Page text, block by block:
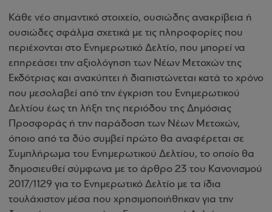
Κάθε νέο σημαντικό στοιχείο, ουσιώδης ανακρίβεια ή
ουσιώδες σφάλμα σχετικά με τις πληροφορίες που
περιέχονται στο Ενημερωτικό Δελτίο, που μπορεί να
επηρεάσει την αξιολόγηση των Νέων Μετοχών της
Εκδότριας και ανακύπτει ή διαπιστώνεται κατά το χρόνο
που μεσολαβεί από την έγκριση του Ενημερωτικού
Δελτίου έως τη λήξη της περιόδου της Δημόσιας
Προσφοράς ή την παράδοση των Νέων Μετοχών,
όποιο από τα δύο συμβεί πρώτο θα αναφέρεται σε
Συμπλήρωμα του Ενημερωτικού Δελτίου, το οποίο θα
δημοσιευθεί σύμφωνα με το άρθρο 23 του Κανονισμού
2017/1129 για το Ενημερωτικό Δελτίο με τα ίδια
τουλάχιστον μέσα που χρησιμοποιήθηκαν για την